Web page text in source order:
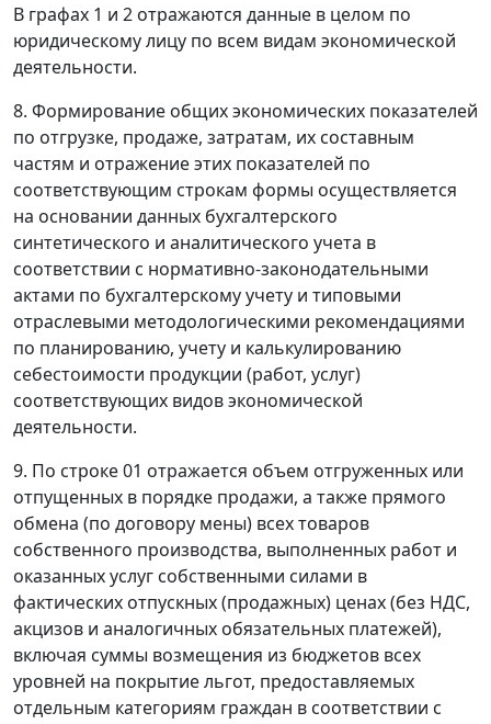
В графах 1 и 2 отражаются данные в целом по
юридическому лицу по всем видам экономической
деятельности.
8. Формирование общих экономических показателей
по отгрузке, продаже, затратам, их составным
частям и отражение этих показателей по
соответствующим строкам формы осуществляется
на основании данных бухгалтерского
синтетического и аналитического учета в
соответствии с нормативно-законодательными
актами по бухгалтерскому учету и типовыми
отраслевыми методологическими рекомендациями
по планированию, учету и калькулированию
себестоимости продукции (работ, услуг)
соответствующих видов экономической
деятельности.
9. По строке 01 отражается объем отгруженных или
отпущенных в порядке продажи, а также прямого
обмена (по договору мены) всех товаров
собственного производства, выполненных работ и
оказанных услуг собственными силами в
фактических отпускных (продажных) ценах (без НДС,
акцизов и аналогичных обязательных платежей),
включая суммы возмещения из бюджетов всех
уровней на покрытие льгот, предоставляемых
отдельным категориям граждан в соответствии с